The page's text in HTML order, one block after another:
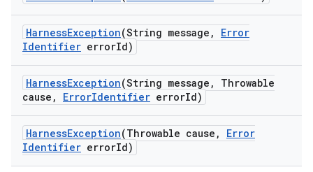
HarnessException(String message ,
Error
Identifier errorId)
HarnessException(String message ,
Throwable
cause , ErrorIdentifier errorId)
HarnessException(Throwable cause ,
Error
Identifier errorId)